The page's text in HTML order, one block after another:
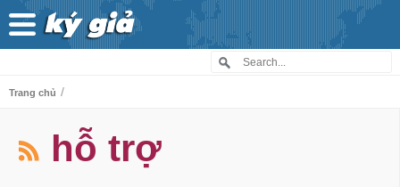
Trang chủ /
hỗ trợ